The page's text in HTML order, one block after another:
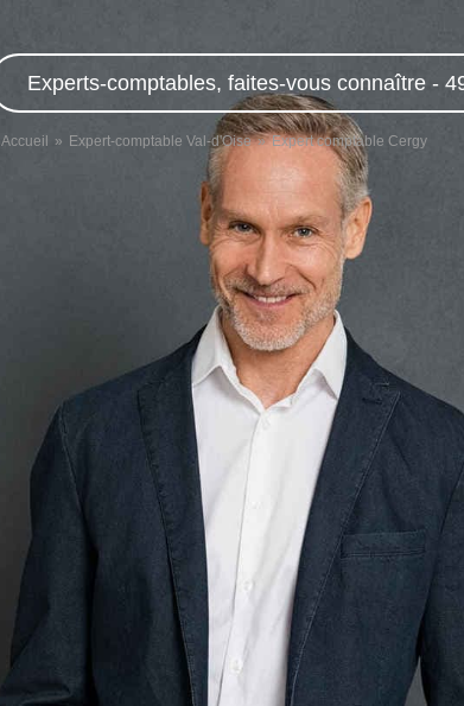
Experts-comptables, faites-vous connaître -
Accueil Expert-comptable Val-d'Oise Expert comptable Cergy